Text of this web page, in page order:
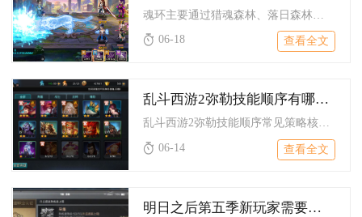
魂环主要通过猎魂森林、落日森林、星斗大森林、活动兑换及合成五...
06-18
查看全文
乱斗西游2弥勒技能顺序有哪些常见的策略
乱斗西游2弥勒技能顺序常见策略核心有三类：先手控场禁疗流、嘲...
06-14
查看全文
明日之后第五季新玩家需要注意哪些问题